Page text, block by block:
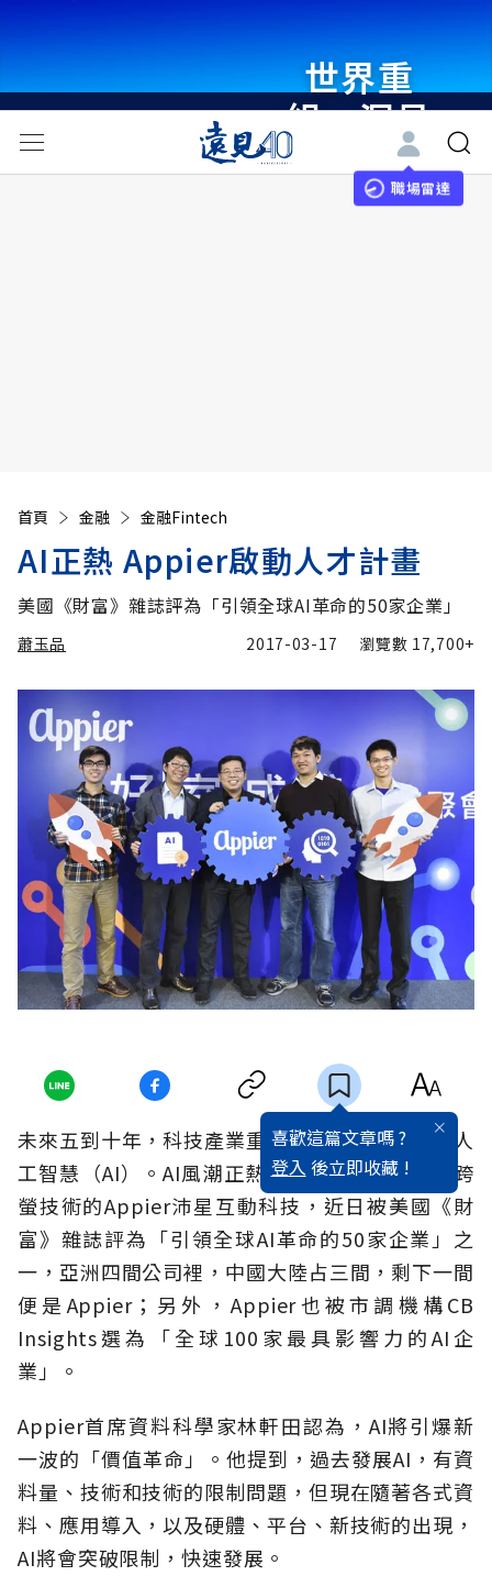
世界重
組・洞見
未來 與
世界領袖
職場雷達
首頁 金融 金融Fintech
AI正熱 Appier啟動人才計畫
美國《財富》雜誌評為「引領全球AI革命的50家企業」
蕭玉品 2017-03-17 瀏覽數 17,700+
喜歡這篇文章嗎 ?
登入 後立即收藏 !
未來五到十年，科技產業重要的趨勢之一，就是人
工智慧（AI）。AI風潮正熱，而台灣專精於AI與跨
螢技術的Appier沛星互動科技，近日被美國《財
富》雜誌評為「引領全球AI革命的50家企業」之
一，亞洲四間公司裡，中國大陸占三間，剩下一間
便是Appier；另外，Appier也被市調機構CB
Insights選為「全球100家最具影響力的AI企
業」。
Appier首席資料科學家林軒田認為，AI將引爆新
一波的「價值革命」。他提到，過去發展AI，有資
料量、技術和技術的限制問題，但現在隨著各式資
料、應用導入，以及硬體、平台、新技術的出現，
AI將會突破限制，快速發展。